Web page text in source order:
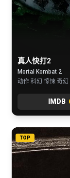
真人快打2
Mortal Kombat 2
动作 科幻 惊悚 奇幻
IMDB
TOP